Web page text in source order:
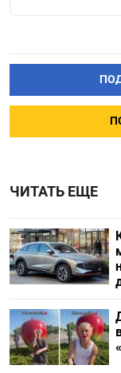
ЧИТАТЬ ЕЩЕ